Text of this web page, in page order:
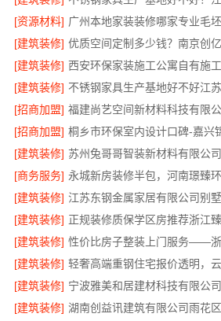
[资源材料]
[建筑装修] 优质空间定制多少钱？南京创
[建筑装修]
[建筑装修] 不锈钢家具生产基地好不好江
[招商加盟]
[招商加盟]
[建筑装修] 苏州兔哥哥智装新材料有限公
[商务服务]
[建筑装修] 江苏东钢金属家居有限公司别
[建筑装修] 正规装修质保学区房推荐浙江
[建筑装修] 性价比房子整装上门服务——
[建筑装修]
[建筑装修]
[建筑装修]